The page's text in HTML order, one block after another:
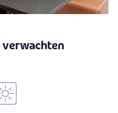
verwachten